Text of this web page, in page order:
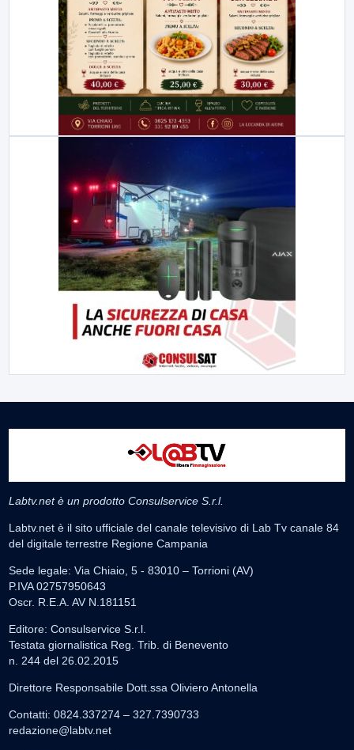
Labtv.net è un prodotto Consulservice S.r.l.
Labtv.net è il sito ufficiale del canale televisivo di Lab Tv canale 84
del digitale terrestre Regione Campania
Sede legale: Via Chiaio, 5 - 83010 – Torrioni (AV)
P.IVA 02757950643
Oscr. R.E.A. AV N.181151
Editore: Consulservice S.r.l.
Testata giornalistica Reg. Trib. di Benevento
n. 244 del 26.02.2015
Direttore Responsabile Dott.ssa Oliviero Antonella
Contatti: 0824.337274 – 327.7390733
redazione@labtv.net